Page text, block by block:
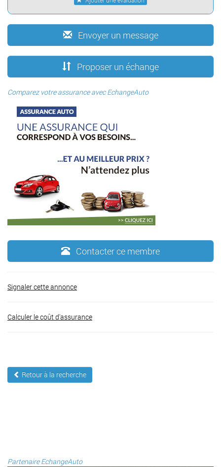
Envoyer un message
Proposer un échange
Comparez votre assurance avec EchangeAuto
Contacter ce membre
Signaler cette annonce
Calculer le coût d'assurance
Retour à la recherche
Partenaire EchangeAuto